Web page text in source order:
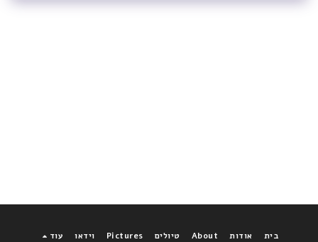
בית אודות About טיולים Pictures וידאו עוד